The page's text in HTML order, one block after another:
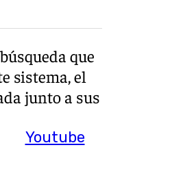
Youtube
que
sistema, el
junto a sus